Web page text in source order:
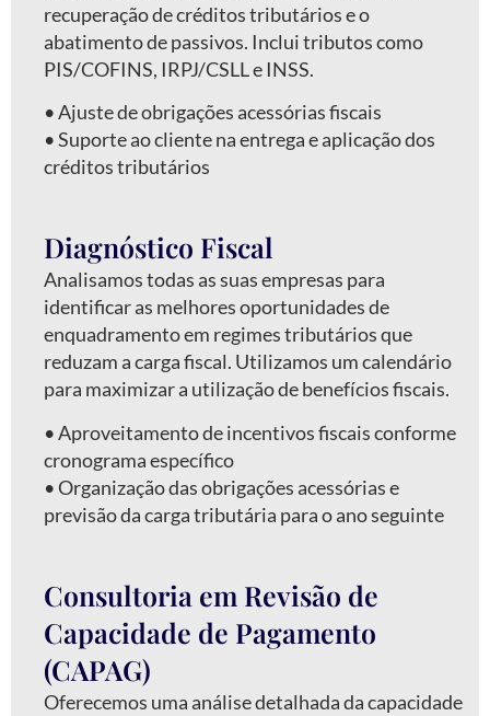
recuperação de créditos tributários e o
abatimento de passivos. Inclui tributos como
PIS/COFINS, IRPJ/CSLL e INSS.
•⁠ ⁠Ajuste de obrigações acessórias fiscais
•⁠ ⁠Suporte ao cliente na entrega e aplicação dos
créditos tributários
Diagnóstico Fiscal
Analisamos todas as suas empresas para
identificar as melhores oportunidades de
enquadramento em regimes tributários que
reduzam a carga fiscal. Utilizamos um calendário
para maximizar a utilização de benefícios fiscais.
•⁠ ⁠Aproveitamento de incentivos fiscais conforme
cronograma específico
•⁠ ⁠Organização das obrigações acessórias e
previsão da carga tributária para o ano seguinte
Consultoria em Revisão de
Capacidade de Pagamento
(CAPAG)
Oferecemos uma análise detalhada da capacidade